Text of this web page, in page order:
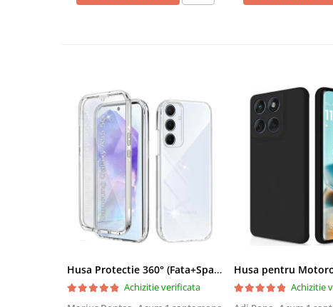
Husa Protectie 360° (Fata+Spate) compatibila Samsung Galaxy A55 5G, Transparanta, Protectie Completa
Achizitie verificata
Achizitie